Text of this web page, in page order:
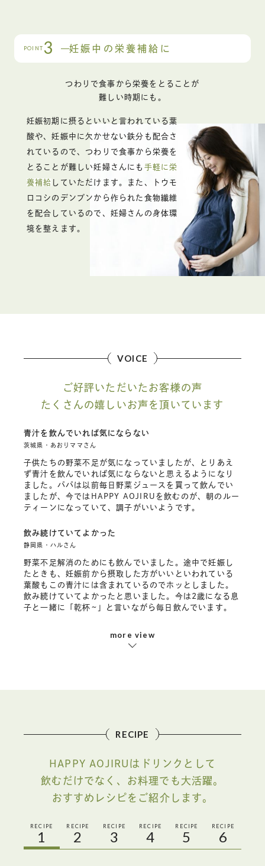
POINT 3 妊娠中の栄養補給に
つわりで食事から栄養をとることが
難しい時期にも。
妊娠初期に摂るといいと言われている葉
酸や、妊娠中に欠かせない鉄分も配合さ
れているので、つわりで食事から栄養を
とることが難しい妊婦さんにも 手軽に栄
養補給 していただけます。また、トウモ
ロコシのデンプンから作られた食物繊維
を配合しているので、妊婦さんの身体環
境を整えます。
VOICE
ご好評いただいたお客様の声
たくさんの嬉しいお声を頂いています
青汁を飲んでいれば気にならない
茨城県・あおりママさん
子供たちの野菜不足が気になっていましたが、とりあえ
ず青汁を飲んでいれば気にならないと思えるようになり
ました。パパは以前毎日野菜ジュースを買って飲んでい
ましたが、今ではHAPPY AOJIRUを飲むのが、朝のルー
ティーンになっていて、調子がいいようです。
飲み続けていてよかった
静岡県・ハルさん
野菜不足解消のためにも飲んでいました。途中で妊娠し
たときも、妊娠前から摂取した方がいいといわれている
葉酸もこの青汁には含まれているのでホッとしました。
飲み続けていてよかったと思いました。今は2歳になる息
子と一緒に「乾杯~」と言いながら毎日飲んでいます。
青汁のおかげで助かってます
神奈川県 ・ 2児のママさん
野菜嫌いの息子のために・・・と試しに買ってみたのが
きっかけでした。お水に溶かして・・・は、まだダメ
まり摂れなかった日は、帰宅後にみんなでHAPPY
AOJIRUを飲んで、一安心。家族の食に対する意識も良く
more view
RECIPE
HAPPY AOJIRUはドリンクとして
飲むだけでなく、お料理でも大活躍。
おすすめレシピをご紹介します。
RECIPE
1
RECIPE
2
RECIPE
3
RECIPE
4
RECIPE
5
RECIPE
6